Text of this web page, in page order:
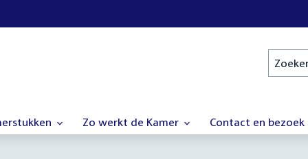
Zoeken
Zo werkt de Kamer Contact en bezoek